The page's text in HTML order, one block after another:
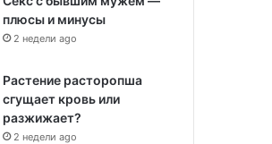
плюсы и минусы
2 недели ago
Растение расторопша
сгущает кровь или
разжижает?
2 недели ago